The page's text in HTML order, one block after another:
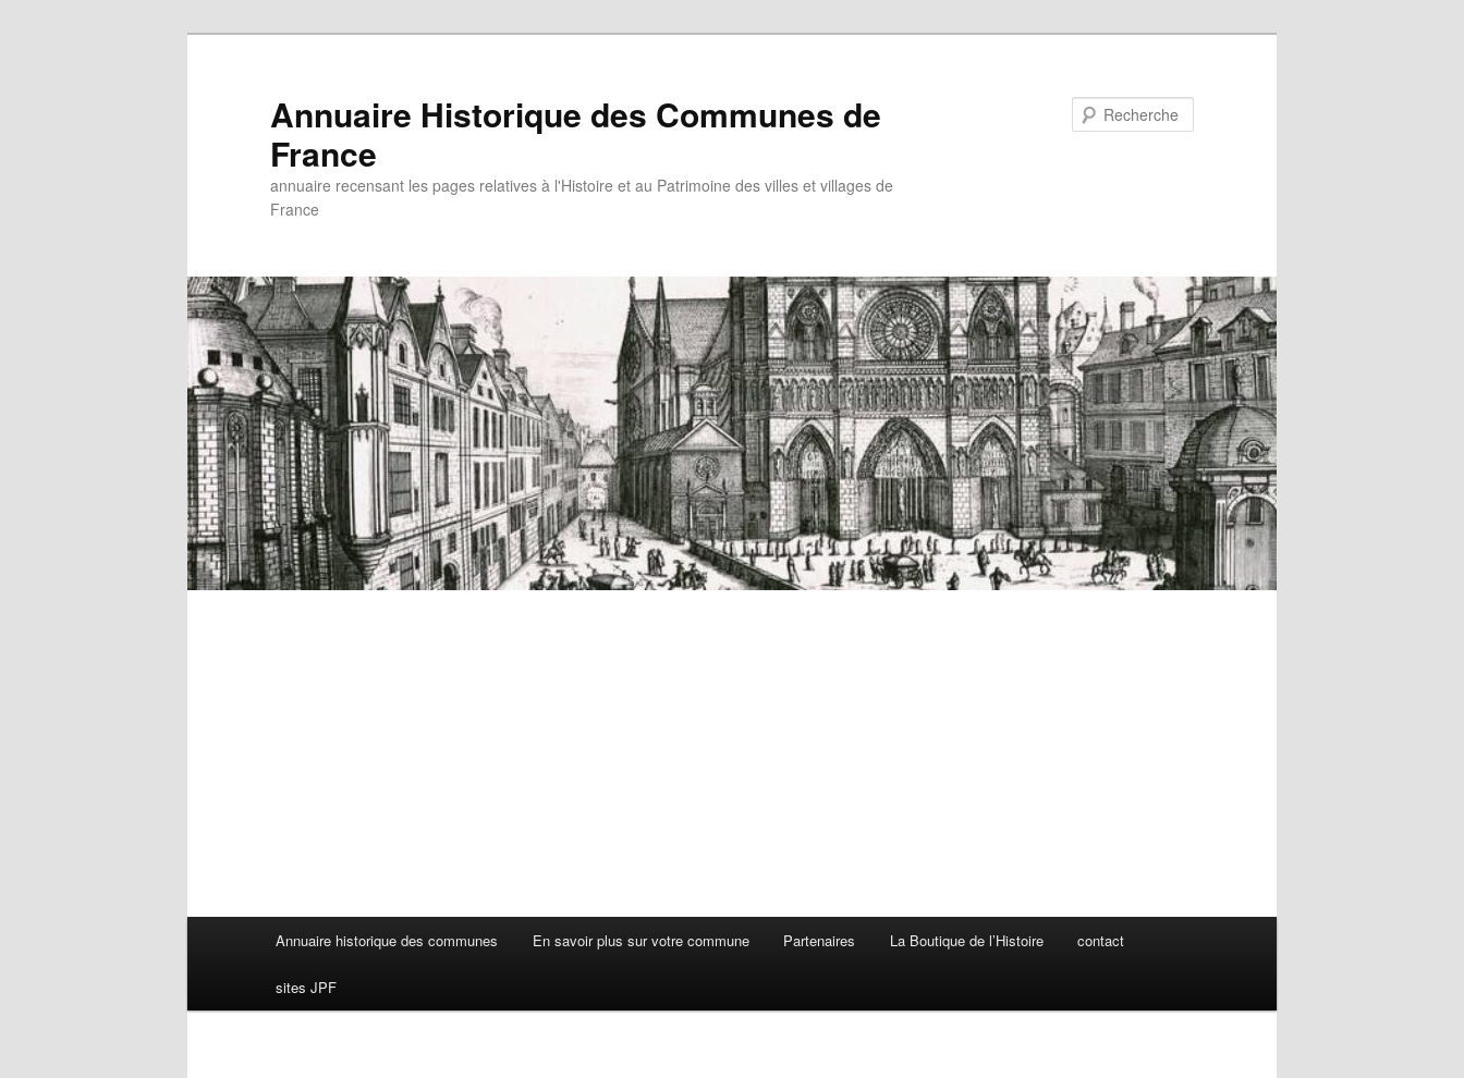
Annuaire Historique des Communes de
France
annuaire recensant les pages relatives à l'Histoire et au Patrimoine des villes et villages de
France
principal
Annuaire historique des communes En savoir plus sur votre commune Partenaires La Boutique de l’Histoire contact
sites JPF